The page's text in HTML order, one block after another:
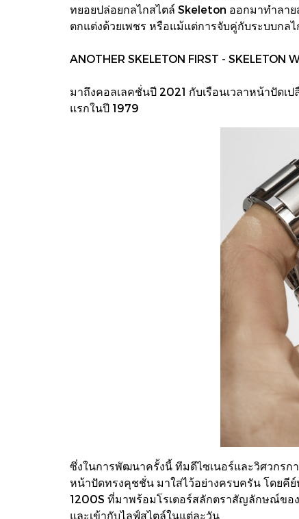
ทยอยปล่อยกลไกสไตล์ Skeleton ออกมาทำลา
ตกแต่งด้วยเพชร หรือแม้แต่การจับคู่กับระบบกล
ANOTHER SKELETON FIRST - SKELETON
มาถึงคอลเลคชั่นปี 2021 กับเรือนเวลาหน้าปัดเ
แรกในปี 1979
ซึ่งในการพัฒนาครั้งนี้ ทีมดีไซเนอร์และวิศวกรก
หน้าปัดทรงคุชชั่น มาใส่ไว้อย่างครบครัน โดยคี
1200S ที่มาพร้อมโรเตอร์สลักตราสัญลักษณ์ของ
และเข้ากับไลฟ์สไตล์ในแต่ละวัน